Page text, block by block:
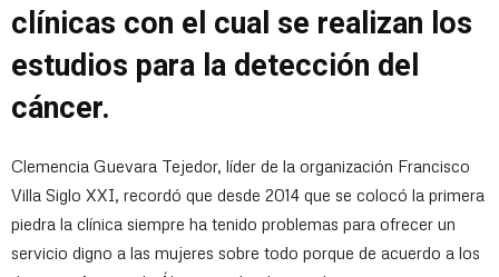
clínicas con el cual se realizan los
estudios para la detección del
cáncer.
Clemencia Guevara Tejedor, líder de la organización Francisco
Villa Siglo XXI, recordó que desde 2014 que se colocó la primera
piedra la clínica siempre ha tenido problemas para ofrecer un
servicio digno a las mujeres sobre todo porque de acuerdo a los